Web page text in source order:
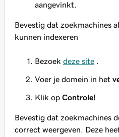
aangevinkt.
Bevestig dat zoekmachines
kunnen indexeren
Bezoek deze site
Voer je domein in het
Klik op Controle!
Bevestig dat zoekmachines
correct weergeven. Deze